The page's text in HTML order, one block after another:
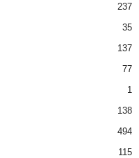
237
35
137
77
1
138
494
115